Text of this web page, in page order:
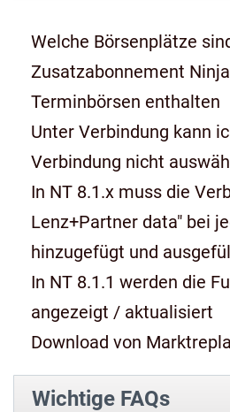
Welche Börsenplätze
Zusatzabonnement
Terminbörsen enthalten
Unter Verbindung kann
Verbindung nicht
In NT 8.1.x muss die
Lenz+Partner data" bei
hinzugefügt und
In NT 8.1.1 werden die
angezeigt / aktualisiert
Download von
Wichtige FAQs